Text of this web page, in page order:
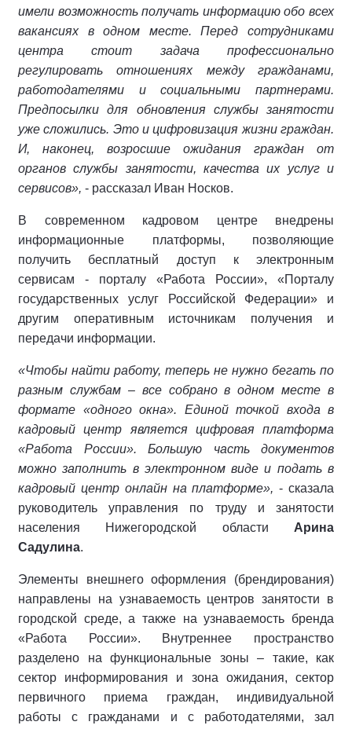
имели возможность получать информацию обо всех
вакансиях в одном месте. Перед сотрудниками
центра стоит задача профессионально
регулировать отношениях между гражданами,
работодателями и социальными партнерами.
Предпосылки для обновления службы занятости
уже сложились. Это и цифровизация жизни граждан.
И, наконец, возросшие ожидания граждан от
органов службы занятости, качества их услуг и
сервисов», - рассказал Иван Носков.
В современном кадровом центре внедрены
информационные платформы, позволяющие
получить бесплатный доступ к электронным
сервисам - порталу «Работа России», «Порталу
государственных услуг Российской Федерации» и
другим оперативным источникам получения и
передачи информации.
«Чтобы найти работу, теперь не нужно бегать по
разным службам – все собрано в одном месте в
формате «одного окна». Единой точкой входа в
кадровый центр является цифровая платформа
«Работа России». Большую часть документов
можно заполнить в электронном виде и подать в
кадровый центр онлайн на платформе»,- сказала
руководитель управления по труду и занятости
населения Нижегородской области Арина
Садулина.
Элементы внешнего оформления (брендирования)
направлены на узнаваемость центров занятости в
городской среде, а также на узнаваемость бренда
«Работа России». Внутреннее пространство
разделено на функциональные зоны – такие, как
сектор информирования и зона ожидания, сектор
первичного приема граждан, индивидуальной
работы с гражданами и с работодателями, зал